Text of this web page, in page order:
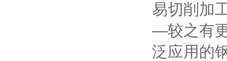
易切削加
—较之有
泛应用的